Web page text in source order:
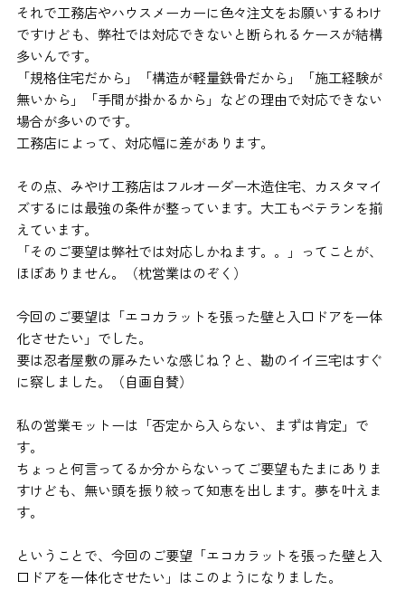
それで工務店やハウスメーカーに色々注文をお願いするわけ
ですけども、弊社では対応できないと断られるケースが結構
多いんです。
「規格住宅だから」「構造が軽量鉄骨だから」「施工経験が
無いから」「手間が掛かるから」などの理由で対応できない
場合が多いのです。
工務店によって、対応幅に差があります。
その点、みやけ工務店はフルオーダー木造住宅、カスタマイ
ズするには最強の条件が整っています。大工もベテランを揃
えています。
「そのご要望は弊社では対応しかねます。。」ってことが、
ほぼありません。（枕営業はのぞく）
今回のご要望は「エコカラットを張った壁と入口ドアを一体
化させたい」でした。
要は忍者屋敷の扉みたいな感じね？と、勘のイイ三宅はすぐ
に察しました。（自画自賛）
私の営業モットーは「否定から入らない、まずは肯定」で
す。
ちょっと何言ってるか分からないってご要望もたまにありま
すけども、無い頭を振り絞って知恵を出します。夢を叶えま
す。
ということで、今回のご要望「エコカラットを張った壁と入
口ドアを一体化させたい」はこのようになりました。